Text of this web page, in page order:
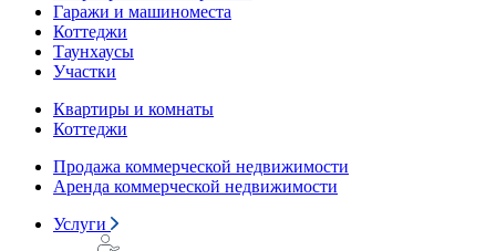
Гаражи и машиноместа
Коттеджи
Таунхаусы
Участки
Квартиры и комнаты
Коттеджи
Продажа коммерческой недвижимости
Аренда коммерческой недвижимости
Услуги